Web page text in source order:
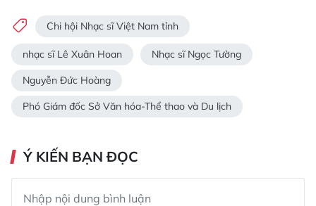
Chi hội Nhạc sĩ Việt Nam tỉnh
nhạc sĩ Lê Xuân Hoan Nhạc sĩ Ngọc Tường
Nguyễn Đức Hoàng
Phó Giám đốc Sở Văn hóa-Thể thao và Du lịch
Ý KIẾN BẠN ĐỌC